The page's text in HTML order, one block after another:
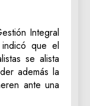
Integral
indicó que el
se alista
además la
ante una